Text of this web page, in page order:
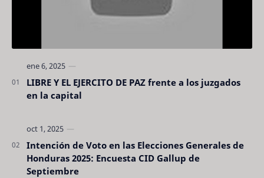
LIBRE Y EL EJERCITO DE PAZ frente a los juzgados
en la capital
Intención de Voto en las Elecciones Generales de
Honduras 2025: Encuesta CID Gallup de
Septiembre